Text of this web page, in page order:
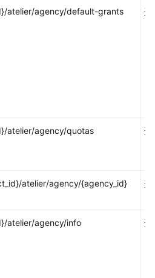
atelier/agency/default-grants 无
atelier/agency/quotas 无
atelier/agency/{agency_id} 无
atelier/agency/info 无